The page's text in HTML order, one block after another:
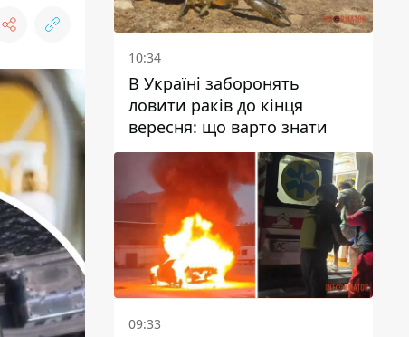
10:34
В Україні заборонять
ловити раків до кінця
вересня: що варто знати
09:33